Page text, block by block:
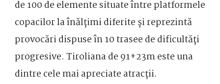
de 100 de elemente situate între platformele
copacilor la înălțimi diferite și reprezintă
provocări dispuse în 10 trasee de dificultăți
progresive. Tiroliana de 91+23m este una
dintre cele mai apreciate atracții.